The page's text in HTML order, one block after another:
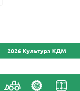
2026 Культура КДМ